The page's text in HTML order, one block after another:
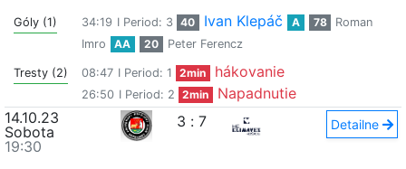
Góly (1) 34:19 I Period: 3 40 Ivan Klepáč A 78
Roman
Imro
AA 20 Peter Ferencz
Tresty (2) 08:47 I Period: 1 2min hákovanie
26:50 I Period: 2 2min
Napadnutie
14.10.23
Sobota
19:30
3 : 7 Detailne